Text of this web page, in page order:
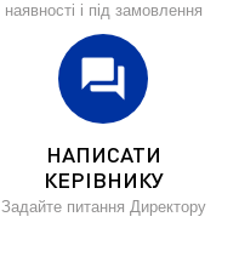
наявності і під замовлення
forum
НАПИСАТИ
КЕРІВНИКУ
Задайте питання Директору